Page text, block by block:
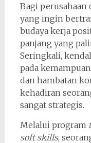
Bagi
yang ingin
budaya kerja
panjang yang
Seringkali,
pada
dan hambatan
kehadiran
sangat strategis.
Melalui program
soft skills,